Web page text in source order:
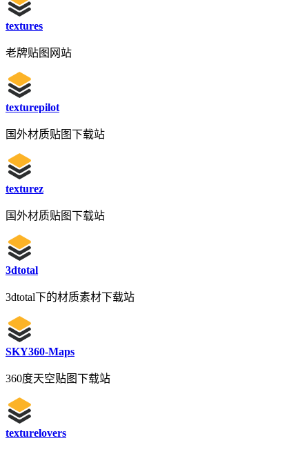
textures
老牌贴图网站
texturepilot
国外材质贴图下载站
texturez
国外材质贴图下载站
3dtotal
3dtotal下的材质素材下载站
SKY360-Maps
360度天空贴图下载站
texturelovers